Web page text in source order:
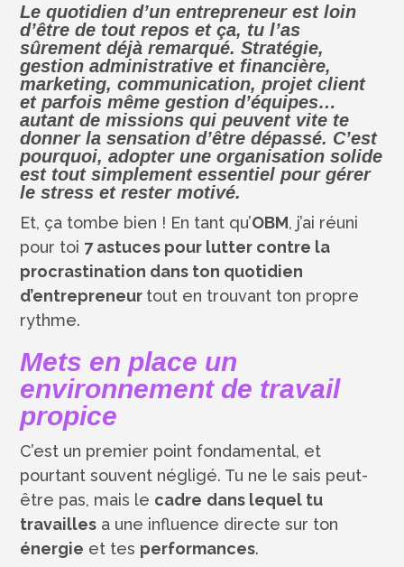
Lequotidien d’un entrepreneurest loin
d’être de tout repos et ça, tu l’as
sûrement déjà remarqué. Stratégie,
gestion administrative et financière,
marketing, communication, projet client
et parfois même gestion d’équipes…
autant de missions qui peuvent vite te
donner la sensation d’être dépassé. C’est
pourquoi, adopter uneorganisation solide
est tout simplement essentiel pourgérer
le stress et rester motivé.
Et, ça tombe bien ! En tant qu’OBM, j’ai réuni
pour toi 7 astuces pour lutter contre la
procrastination dans ton quotidien
d’entrepreneur tout en trouvant ton propre
rythme.
Mets en place un
environnement de travail
propice
C’est un premier point fondamental, et
pourtant souvent négligé. Tu ne le sais peut-
être pas, mais le cadre dans lequel tu
travailles a une influence directe sur ton
énergie et tes performances.